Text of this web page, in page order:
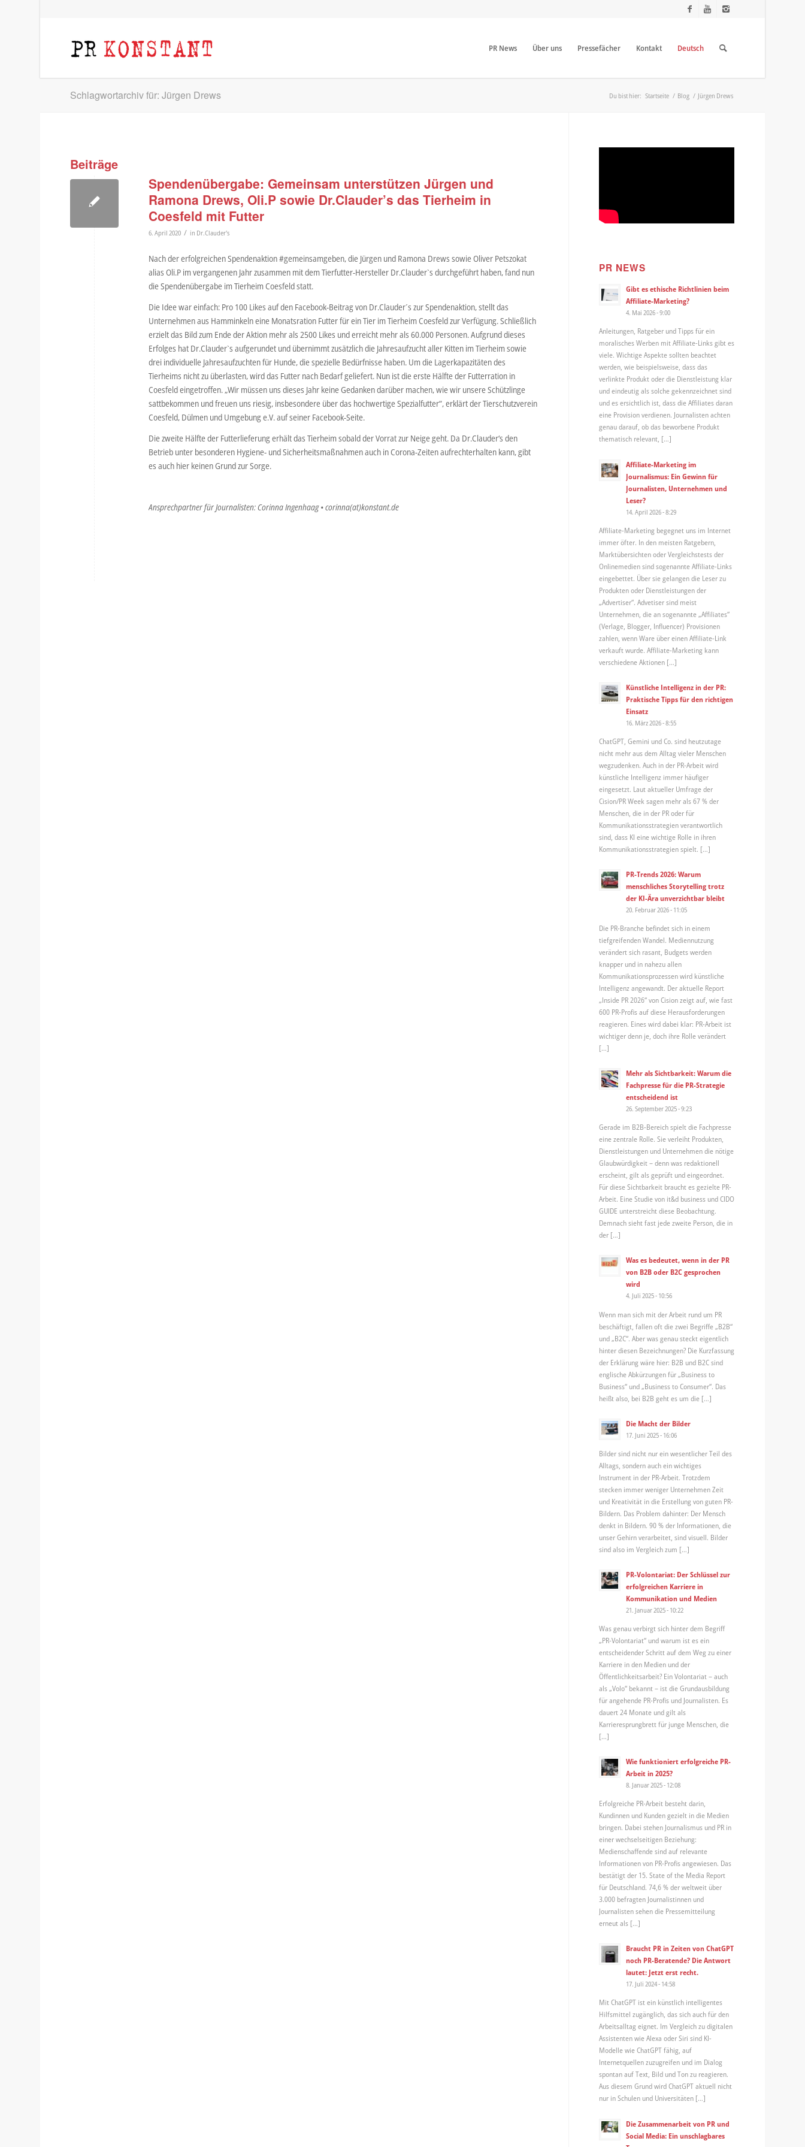
PR News Über uns Pressefächer Kontakt Deutsch
Schlagwortarchiv für: Jürgen Drews Du bist hier: Startseite / Blog / Jürgen Drews
Beiträge
Spendenübergabe: Gemeinsam unterstützen Jürgen und
Ramona Drews, Oli.P sowie Dr.Clauder’s das Tierheim in
Coesfeld mit Futter
6. April 2020 / in Dr.Clauder's
Nach der erfolgreichen Spendenaktion #gemeinsamgeben, die Jürgen und Ramona Drews sowie Oliver Petszokat
alias Oli.P im vergangenen Jahr zusammen mit dem Tierfutter-Hersteller Dr.Clauder`s durchgeführt haben, fand nun
die Spendenübergabe im Tierheim Coesfeld statt.
Die Idee war einfach: Pro 100 Likes auf den Facebook-Beitrag von Dr.Clauder´s zur Spendenaktion, stellt das
Unternehmen aus Hamminkeln eine Monatsration Futter für ein Tier im Tierheim Coesfeld zur Verfügung. Schließlich
erzielt das Bild zum Ende der Aktion mehr als 2500 Likes und erreicht mehr als 60.000 Personen. Aufgrund dieses
Erfolges hat Dr.Clauder`s aufgerundet und übernimmt zusätzlich die Jahresaufzucht aller Kitten im Tierheim sowie
drei individuelle Jahresaufzuchten für Hunde, die spezielle Bedürfnisse haben. Um die Lagerkapazitäten des
Tierheims nicht zu überlasten, wird das Futter nach Bedarf geliefert. Nun ist die erste Hälfte der Futterration in
Coesfeld eingetroffen. „Wir müssen uns dieses Jahr keine Gedanken darüber machen, wie wir unsere Schützlinge
sattbekommen und freuen uns riesig, insbesondere über das hochwertige Spezialfutter“, erklärt der Tierschutzverein
Coesfeld, Dülmen und Umgebung e.V. auf seiner Facebook-Seite.
Die zweite Hälfte der Futterlieferung erhält das Tierheim sobald der Vorrat zur Neige geht. Da Dr.Clauder‘s den
Betrieb unter besonderen Hygiene- und Sicherheitsmaßnahmen auch in Corona-Zeiten aufrechterhalten kann, gibt
es auch hier keinen Grund zur Sorge.
Ansprechpartner für Journalisten: Corinna Ingenhaag • corinna(at)konstant.de
PR NEWS
Gibt es ethische Richtlinien beim
Affiliate-Marketing?
4. Mai 2026 - 9:00
Anleitungen, Ratgeber und Tipps für ein
moralisches Werben mit Affiliate-Links gibt es
viele. Wichtige Aspekte sollten beachtet
werden, wie beispielsweise, dass das
verlinkte Produkt oder die Dienstleistung klar
und eindeutig als solche gekennzeichnet sind
und es ersichtlich ist, dass die Affiliates daran
eine Provision verdienen. Journalisten achten
genau darauf, ob das beworbene Produkt
thematisch relevant, […]
Affiliate-Marketing im
Journalismus: Ein Gewinn für
Journalisten, Unternehmen und
Leser?
14. April 2026 - 8:29
Affiliate-Marketing begegnet uns im Internet
immer öfter. In den meisten Ratgebern,
Marktübersichten oder Vergleichstests der
Onlinemedien sind sogenannte Affiliate-Links
eingebettet. Über sie gelangen die Leser zu
Produkten oder Dienstleistungen der
„Advertiser“. Advetiser sind meist
Unternehmen, die an sogenannte „Affiliates“
(Verlage, Blogger, Influencer) Provisionen
zahlen, wenn Ware über einen Affiliate-Link
verkauft wurde. Affiliate-Marketing kann
verschiedene Aktionen […]
Künstliche Intelligenz in der PR:
Praktische Tipps für den richtigen
Einsatz
16. März 2026 - 8:55
ChatGPT, Gemini und Co. sind heutzutage
nicht mehr aus dem Alltag vieler Menschen
wegzudenken. Auch in der PR-Arbeit wird
künstliche Intelligenz immer häufiger
eingesetzt. Laut aktueller Umfrage der
Cision/PR Week sagen mehr als 67 % der
Menschen, die in der PR oder für
Kommunikationsstrategien verantwortlich
sind, dass KI eine wichtige Rolle in ihren
Kommunikationsstrategien spielt. […]
PR-Trends 2026: Warum
menschliches Storytelling trotz
der KI-Ära unverzichtbar bleibt
20. Februar 2026 - 11:05
Die PR-Branche befindet sich in einem
tiefgreifenden Wandel. Mediennutzung
verändert sich rasant, Budgets werden
knapper und in nahezu allen
Kommunikationsprozessen wird künstliche
Intelligenz angewandt. Der aktuelle Report
„Inside PR 2026“ von Cision zeigt auf, wie fast
600 PR-Profis auf diese Herausforderungen
reagieren. Eines wird dabei klar: PR-Arbeit ist
wichtiger denn je, doch ihre Rolle verändert
[…]
Mehr als Sichtbarkeit: Warum die
Fachpresse für die PR-Strategie
entscheidend ist
26. September 2025 - 9:23
Gerade im B2B-Bereich spielt die Fachpresse
eine zentrale Rolle. Sie verleiht Produkten,
Dienstleistungen und Unternehmen die nötige
Glaubwürdigkeit – denn was redaktionell
erscheint, gilt als geprüft und eingeordnet.
Für diese Sichtbarkeit braucht es gezielte PR-
Arbeit. Eine Studie von it&d business und CIDO
GUIDE unterstreicht diese Beobachtung.
Demnach sieht fast jede zweite Person, die in
der […]
Was es bedeutet, wenn in der PR
von B2B oder B2C gesprochen
wird
4. Juli 2025 - 10:56
Wenn man sich mit der Arbeit rund um PR
beschäftigt, fallen oft die zwei Begriffe „B2B“
und „B2C“. Aber was genau steckt eigentlich
hinter diesen Bezeichnungen? Die Kurzfassung
der Erklärung wäre hier: B2B und B2C sind
englische Abkürzungen für „Business to
Business“ und „Business to Consumer“. Das
heißt also, bei B2B geht es um die […]
Die Macht der Bilder
17. Juni 2025 - 16:06
Bilder sind nicht nur ein wesentlicher Teil des
Alltags, sondern auch ein wichtiges
Instrument in der PR-Arbeit. Trotzdem
stecken immer weniger Unternehmen Zeit
und Kreativität in die Erstellung von guten PR-
Bildern. Das Problem dahinter: Der Mensch
denkt in Bildern. 90 % der Informationen, die
unser Gehirn verarbeitet, sind visuell. Bilder
sind also im Vergleich zum […]
PR-Volontariat: Der Schlüssel zur
erfolgreichen Karriere in
Kommunikation und Medien
21. Januar 2025 - 10:22
Was genau verbirgt sich hinter dem Begriff
„PR-Volontariat“ und warum ist es ein
entscheidender Schritt auf dem Weg zu einer
Karriere in den Medien und der
Öffentlichkeitsarbeit? Ein Volontariat – auch
als „Volo“ bekannt – ist die Grundausbildung
für angehende PR-Profis und Journalisten. Es
dauert 24 Monate und gilt als
Karrieresprungbrett für junge Menschen, die
[…]
Wie funktioniert erfolgreiche PR-
Arbeit in 2025?
8. Januar 2025 - 12:08
Erfolgreiche PR-Arbeit besteht darin,
Kundinnen und Kunden gezielt in die Medien
bringen. Dabei stehen Journalismus und PR in
einer wechselseitigen Beziehung:
Medienschaffende sind auf relevante
Informationen von PR-Profis angewiesen. Das
bestätigt der 15. State of the Media Report
für Deutschland. 74,6 % der weltweit über
3.000 befragten Journalistinnen und
Journalisten sehen die Pressemitteilung
erneut als […]
Braucht PR in Zeiten von ChatGPT
noch PR-Beratende? Die Antwort
lautet: Jetzt erst recht.
17. Juli 2024 - 14:58
Mit ChatGPT ist ein künstlich intelligentes
Hilfsmittel zugänglich, das sich auch für den
Arbeitsalltag eignet. Im Vergleich zu digitalen
Assistenten wie Alexa oder Siri sind KI-
Modelle wie ChatGPT fähig, auf
Internetquellen zuzugreifen und im Dialog
spontan auf Text, Bild und Ton zu reagieren.
Aus diesem Grund wird ChatGPT aktuell nicht
nur in Schulen und Universitäten […]
Die Zusammenarbeit von PR und
Social Media: Ein unschlagbares